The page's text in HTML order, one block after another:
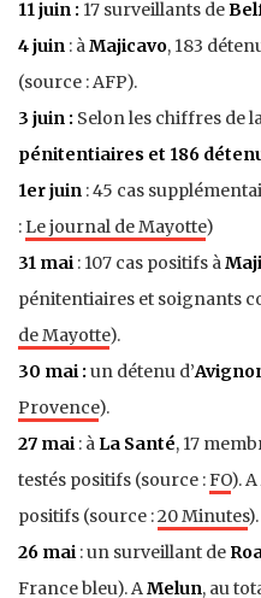
11 juin : 17 surveillants de
4 juin : à Majicavo, 183
(source : AFP).
3 juin : Selon les chiffres de
pénitentiaires et 186
1er juin : 45 cas
: Le journal de Mayotte)
31 mai : 107 cas positifs à
pénitentiaires et soignants
de Mayotte).
30 mai : un détenu d’
Provence).
27 mai : à La Santé, 17
testés positifs (source :FO). A
positifs (source :20 Minutes).
26 mai : un surveillant de
France bleu). A Melun, au